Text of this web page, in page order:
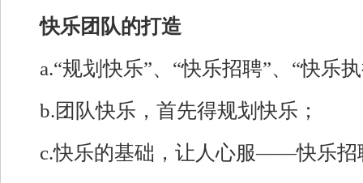
快乐团队的打造
a.“规划快乐”、“快乐招聘”、“快乐
b.团队快乐，首先得规划快乐；
c.快乐的基础，让人心服——快乐招